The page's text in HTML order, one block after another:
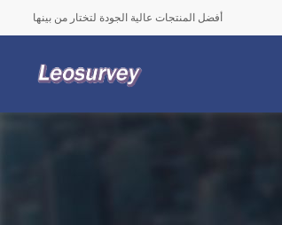
أفضل المنتجات عالية الجودة لتختار من بينها